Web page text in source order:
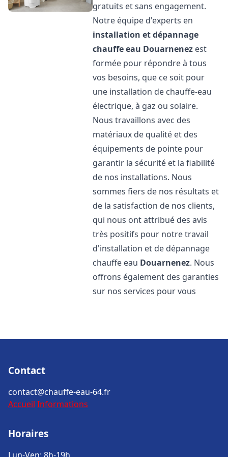
gratuits et sans engagement.
Notre équipe d'experts en
installation et dépannage
chauffe eau Douarnenez est
formée pour répondre à tous
vos besoins, que ce soit pour
une installation de chauffe-eau
électrique, à gaz ou solaire.
Nous travaillons avec des
matériaux de qualité et des
équipements de pointe pour
garantir la sécurité et la fiabilité
de nos installations. Nous
sommes fiers de nos résultats et
de la satisfaction de nos clients,
qui nous ont attribué des avis
très positifs pour notre travail
d'installation et de dépannage
chauffe eau Douarnenez. Nous
offrons également des garanties
sur nos services pour vous
Contact
contact@chauffe-eau-64.fr
Accueil Informations
Horaires